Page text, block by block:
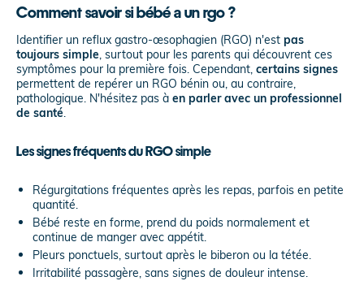
Comment savoir si bébé a un rgo ?
Identifier un reflux gastro-œsophagien (RGO) n'est pas
toujours simple, surtout pour les parents qui découvrent ces
symptômes pour la première fois. Cependant, certains signes
permettent de repérer un RGO bénin ou, au contraire,
pathologique. N'hésitez pas à en parler avec un professionnel
de santé.
Les signes fréquents du RGO simple
Régurgitations fréquentes après les repas, parfois en petite
quantité.
Bébé reste en forme, prend du poids normalement et
continue de manger avec appétit.
Pleurs ponctuels, surtout après le biberon ou la tétée.
Irritabilité passagère, sans signes de douleur intense.